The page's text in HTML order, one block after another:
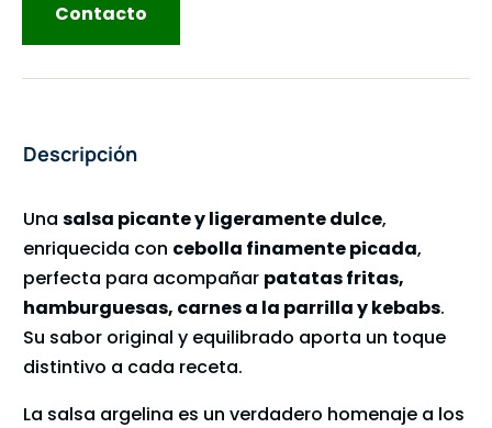
Contacto
Descripción
Una salsa picante y ligeramente dulce,
enriquecida con cebolla finamente picada,
perfecta para acompañar patatas fritas,
hamburguesas, carnes a la parrilla y kebabs.
Su sabor original y equilibrado aporta un toque
distintivo a cada receta.
La salsa argelina es un verdadero homenaje a los